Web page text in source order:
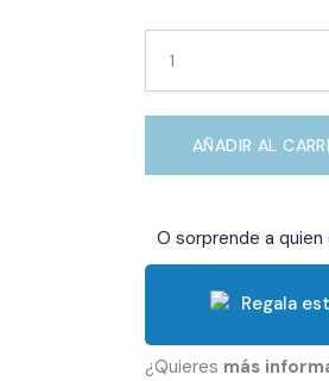
Chocolat
Luxury
quantity
AÑADIR AL
O sorprende a
Regala
¿Quieres más